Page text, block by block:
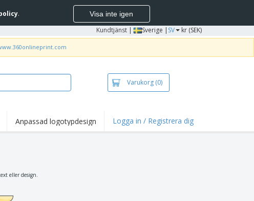
. Visa inte igen
Kundtjänst | Sverige | SV kr (SEK)
Varukorg (0)
Anpassad logotypdesign Logga in / Registrera dig
eller design.